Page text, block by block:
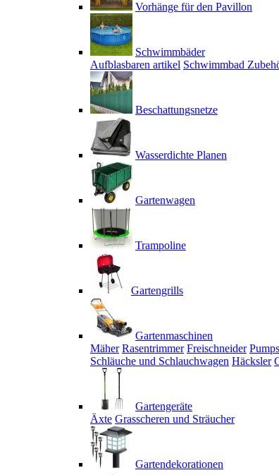
Vorhänge für den Pavillon
Schwimmbäder
Aufblasbaren artikel Schwimmbad
Beschattungsnetze
Wasserdichte Planen
Gartenwagen
Trampoline
Gartengrills
Gartenmaschinen
Mäher Rasentrimmer Freischneider Pumps
Schläuche und Schlauchwagen Häcksler
Gartengeräte
Äxte Grasscheren und Sträucher
Gartendekorationen